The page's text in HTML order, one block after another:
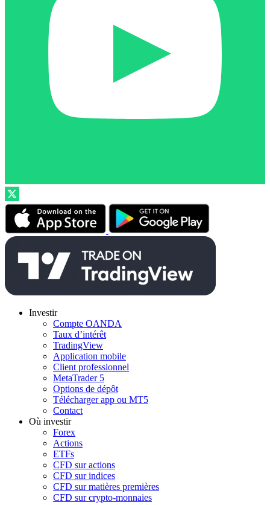
Investir
Compte OANDA
Taux d’intérêt
TradingView
Application mobile
Client professionnel
MetaTrader 5
Options de dépôt
Télécharger app ou MT5
Contact
Où investir
Forex
Actions
ETFs
CFD sur actions
CFD sur indices
CFD sur matières premières
CFD sur crypto-monnaies